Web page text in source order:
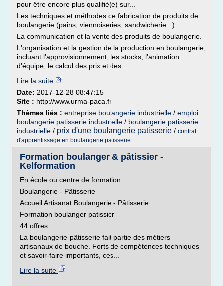
pour être encore plus qualifié(e) sur...
Les techniques et méthodes de fabrication de produits de
boulangerie (pains, viennoiseries, sandwicherie...).
La communication et la vente des produits de boulangerie.
L'organisation et la gestion de la production en boulangerie,
incluant l'approvisionnement, les stocks, l'animation
d'équipe, le calcul des prix et des...
Lire la suite
Date: 2017-12-28 08:47:15
Site : http://www.urma-paca.fr
Thèmes liés : entreprise boulangerie industrielle / emploi
boulangerie patisserie industrielle / boulangerie patisserie
industrielle / prix d'une boulangerie patisserie / contrat
d'apprentissage en boulangerie patisserie
Formation boulanger & pâtissier -
Kelformation
En école ou centre de formation
Boulangerie - Pâtisserie
Accueil Artisanat Boulangerie - Pâtisserie
Formation boulanger patissier
44 offres
La boulangerie-pâtisserie fait partie des métiers
artisanaux de bouche. Forts de compétences techniques
et savoir-faire importants, ces...
Lire la suite